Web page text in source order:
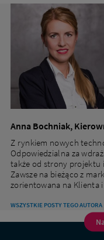
Anna Bochniak,
Z rynkiem nowych
Odpowiedzialna za
także od strony projektu
Zawsze na bieżąco z
zorientowana na Klienta
WSZYSTKIE POSTY TEGO AUTORA